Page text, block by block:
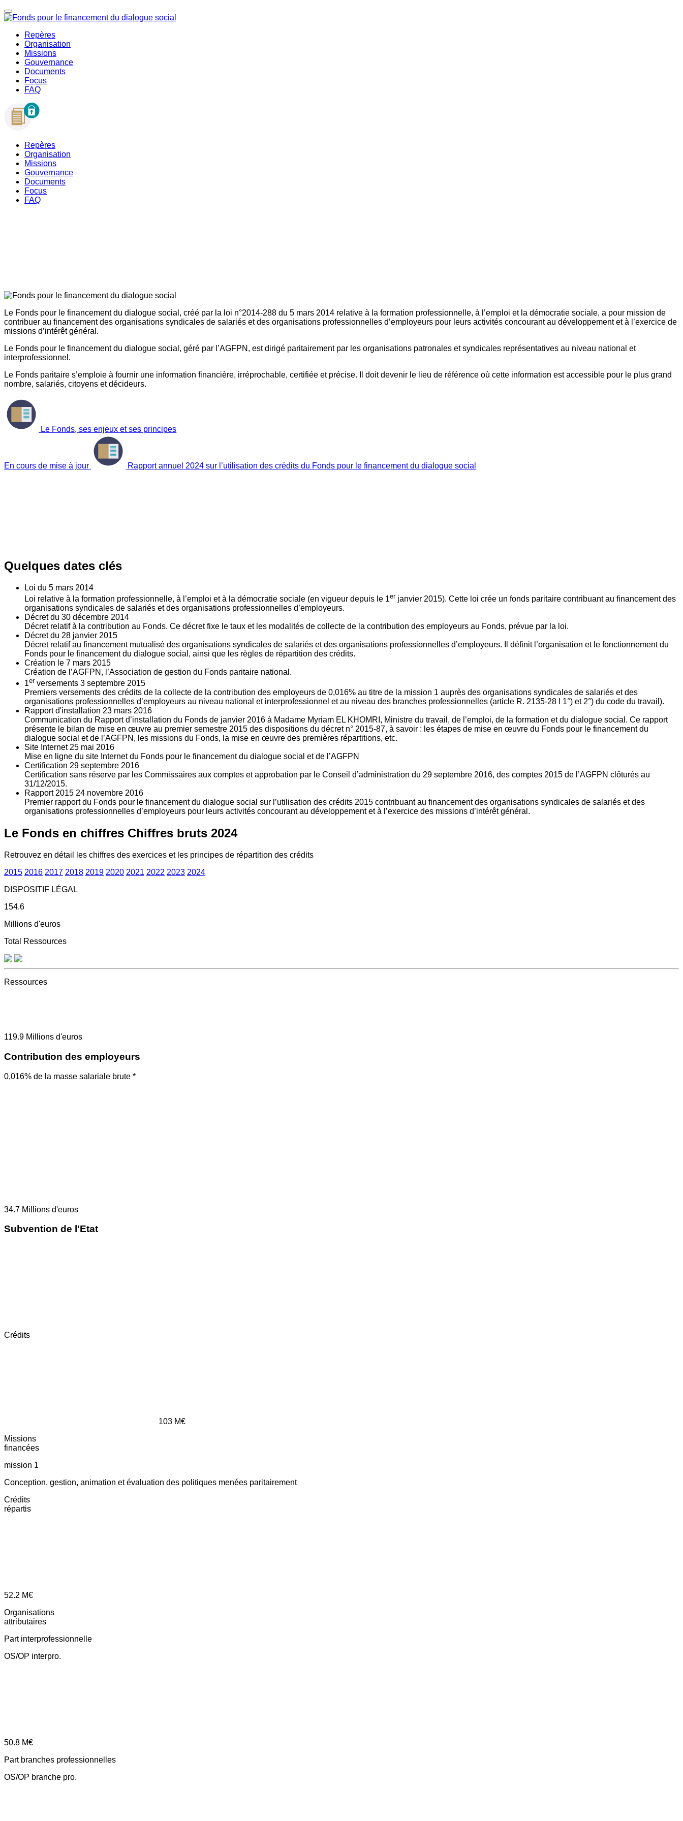
Repères
Organisation
Missions
Gouvernance
Documents
Focus
FAQ
Repères
Organisation
Missions
Gouvernance
Documents
Focus
FAQ
Le Fonds pour le financement du dialogue social, créé par la loi n°2014-288 du 5 mars 2014 relative à la formation professionnelle, à l’emploi et la démocratie sociale, a pour mission de
contribuer au financement des organisations syndicales de salariés et des organisations professionnelles d’employeurs pour leurs activités concourant au développement et à l’exercice de
missions d’intérêt général.
Le Fonds pour le financement du dialogue social, géré par l’AGFPN, est dirigé paritairement par les organisations patronales et syndicales représentatives au niveau national et
interprofessionnel.
Le Fonds paritaire s’emploie à fournir une information financière, irréprochable, certifiée et précise. Il doit devenir le lieu de référence où cette information est accessible pour le plus grand
nombre, salariés, citoyens et décideurs.
Le Fonds, ses enjeux et ses principes
En cours de mise à jour Rapport annuel 2024 sur l’utilisation des crédits du Fonds pour le financement du dialogue social
Quelques dates clés
Loi du 5 mars 2014
Loi relative à la formation professionnelle, à l’emploi et à la démocratie sociale (en vigueur depuis le 1er janvier 2015). Cette loi crée un fonds paritaire contribuant au financement des
organisations syndicales de salariés et des organisations professionnelles d’employeurs.
Décret du 30 décembre 2014
Décret relatif à la contribution au Fonds. Ce décret fixe le taux et les modalités de collecte de la contribution des employeurs au Fonds, prévue par la loi.
Décret du 28 janvier 2015
Décret relatif au financement mutualisé des organisations syndicales de salariés et des organisations professionnelles d’employeurs. Il définit l’organisation et le fonctionnement du
Fonds pour le financement du dialogue social, ainsi que les règles de répartition des crédits.
Création le 7 mars 2015
Création de l’AGFPN, l’Association de gestion du Fonds paritaire national.
1er versements 3 septembre 2015
Premiers versements des crédits de la collecte de la contribution des employeurs de 0,016% au titre de la mission 1 auprès des organisations syndicales de salariés et des
organisations professionnelles d’employeurs au niveau national et interprofessionnel et au niveau des branches professionnelles (article R. 2135‐28 I 1°) et 2°) du code du travail).
Rapport d'installation 23 mars 2016
Communication du Rapport d’installation du Fonds de janvier 2016 à Madame Myriam EL KHOMRI, Ministre du travail, de l’emploi, de la formation et du dialogue social. Ce rapport
présente le bilan de mise en œuvre au premier semestre 2015 des dispositions du décret n° 2015-87, à savoir : les étapes de mise en œuvre du Fonds pour le financement du
dialogue social et de l’AGFPN, les missions du Fonds, la mise en œuvre des premières répartitions, etc.
Site Internet 25 mai 2016
Mise en ligne du site Internet du Fonds pour le financement du dialogue social et de l’AGFPN
Certification 29 septembre 2016
Certification sans réserve par les Commissaires aux comptes et approbation par le Conseil d’administration du 29 septembre 2016, des comptes 2015 de l’AGFPN clôturés au
31/12/2015.
Rapport 2015 24 novembre 2016
Premier rapport du Fonds pour le financement du dialogue social sur l’utilisation des crédits 2015 contribuant au financement des organisations syndicales de salariés et des
organisations professionnelles d’employeurs pour leurs activités concourant au développement et à l’exercice des missions d’intérêt général.
Le Fonds en chiffres Chiffres bruts 2024
Retrouvez en détail les chiffres des exercices et les principes de répartition des crédits
2015 2016 2017 2018 2019 2020 2021 2022 2023 2024
DISPOSITIF LÉGAL
154.6
Millions d'euros
Total Ressources
Ressources
119.9 Millions d'euros
Contribution des employeurs
0,016% de la masse salariale brute *
34.7 Millions d'euros
Subvention de l'Etat
Crédits
103 M€
Missions
financées
mission 1
Conception, gestion, animation et évaluation des politiques menées paritairement
Crédits
répartis
52.2 M€
Organisations
attributaires
Part interprofessionnelle
OS/OP interpro.
50.8 M€
Part branches professionnelles
OS/OP branche pro.